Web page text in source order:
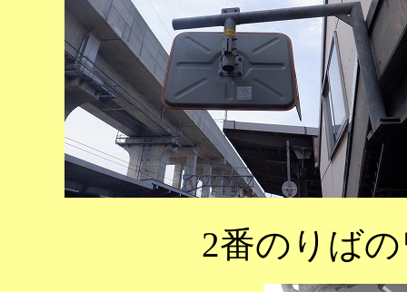
2番のりば